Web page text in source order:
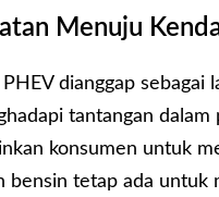
Menuju
dianggap sebagai
tantangan
konsumen untuk
bensin tetap ada untuk